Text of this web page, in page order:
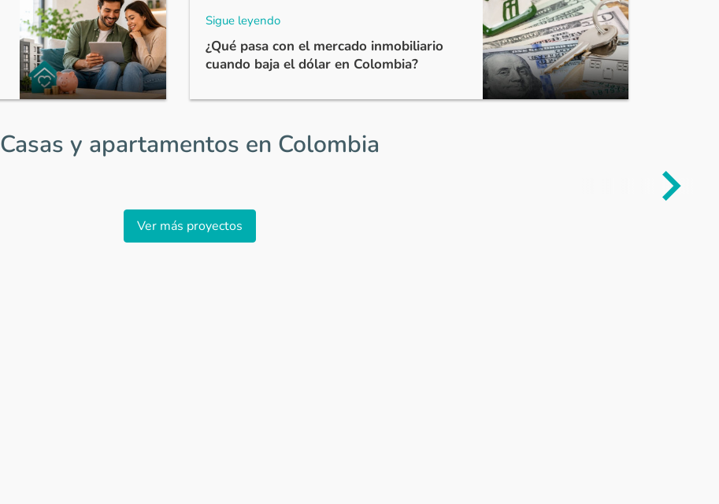
Sigue leyendo
¿Qué pasa con el mercado inmobiliario
cuando baja el dólar en Colombia?
Casas y apartamentos en Colombia
Ver más proyectos